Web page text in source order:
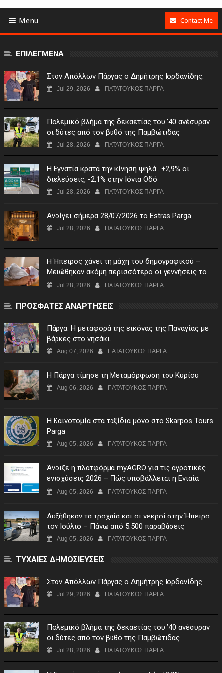
Menu Contact Me
ΕΠΙΛΕΓΜΕΝΑ
Στον Απόλλων Πάργας ο Δημήτρης Ιορδανίδης.
Jul 29, 2026 ΠΑΤΑΤΟΥΚΟΣ ΠΑΡΓΑ
Πολεμικό βλήμα της δεκαετίας του ’40 ανέσυραν
οι δύτες από τον βυθό της Παμβώτιδας
Jul 28, 2026 ΠΑΤΑΤΟΥΚΟΣ ΠΑΡΓΑ
Η Εγνατία κρατά την κίνηση ψηλά.. +2,9% οι
διελεύσεις, -2,1% στην Ιόνια Οδό
Jul 28, 2026 ΠΑΤΑΤΟΥΚΟΣ ΠΑΡΓΑ
Ανοίγει σήμερα 28/07/2026 το Estras Parga
Jul 28, 2026 ΠΑΤΑΤΟΥΚΟΣ ΠΑΡΓΑ
Η Ήπειρος χάνει τη μάχη του δημογραφικού –
Μειώθηκαν ακόμη περισσότερο οι γεννήσεις το
πρώτο τρίμηνο του 2026
Jul 28, 2026 ΠΑΤΑΤΟΥΚΟΣ ΠΑΡΓΑ
ΠΡΟΣΦΑΤΕΣ ΑΝΑΡΤΗΣΕΙΣ
Πάργα: Η μεταφορά της εικόνας της Παναγίας με
βάρκες στο νησάκι.
Aug 07, 2026 ΠΑΤΑΤΟΥΚΟΣ ΠΑΡΓΑ
Η Πάργα τίμησε τη Μεταμόρφωση του Κυρίου
Aug 06, 2026 ΠΑΤΑΤΟΥΚΟΣ ΠΑΡΓΑ
Η Καινοτομία στα ταξίδια μόνο στο Skarpos Tours
Parga
Aug 05, 2026 ΠΑΤΑΤΟΥΚΟΣ ΠΑΡΓΑ
Άνοιξε η πλατφόρμα myAGRO για τις αγροτικές
ενισχύσεις 2026 – Πώς υποβάλλεται η Ενιαία
Αίτηση Ενίσχυσης
Aug 05, 2026 ΠΑΤΑΤΟΥΚΟΣ ΠΑΡΓΑ
Αυξήθηκαν τα τροχαία και οι νεκροί στην Ήπειρο
τον Ιούλιο – Πάνω από 5.500 παραβάσεις
Aug 05, 2026 ΠΑΤΑΤΟΥΚΟΣ ΠΑΡΓΑ
ΤΥΧΑΙΕΣ ΔΗΜΟΣΙΕΥΣΕΙΣ
Στον Απόλλων Πάργας ο Δημήτρης Ιορδανίδης.
Jul 29, 2026 ΠΑΤΑΤΟΥΚΟΣ ΠΑΡΓΑ
Πολεμικό βλήμα της δεκαετίας του ’40 ανέσυραν
οι δύτες από τον βυθό της Παμβώτιδας
Jul 28, 2026 ΠΑΤΑΤΟΥΚΟΣ ΠΑΡΓΑ